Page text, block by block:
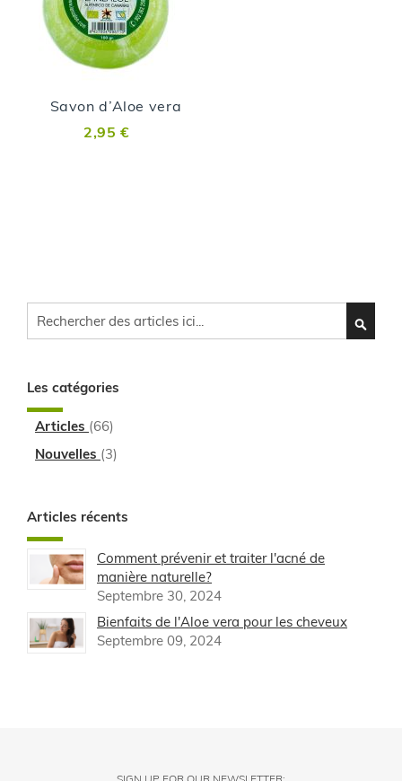
Savon d’Aloe vera
2,95 €
Les catégories
Articles (66)
Nouvelles (3)
Articles récents
Comment prévenir et traiter l'acné de
manière naturelle?
Septembre 30, 2024
Bienfaits de l'Aloe vera pour les cheveux
Septembre 09, 2024